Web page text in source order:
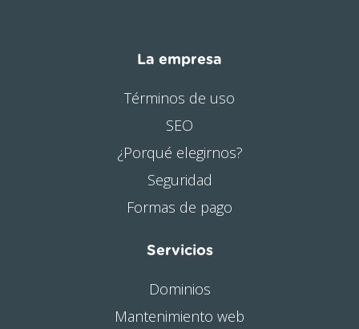
La empresa
Términos de uso
SEO
¿Porqué elegirnos?
Seguridad
Formas de pago
Servicios
Dominios
Mantenimiento web